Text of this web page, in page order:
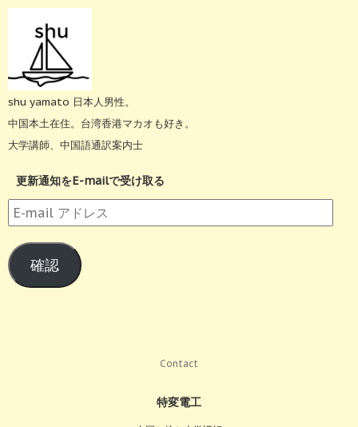
shu yamato 日本人男性。
中国本土在住。台湾香港マカオも好き。
大学講師、中国語通訳案内士
更新通知をE-mailで受け取る
E-
mail
ア
ド
レ
確認
Contact
特変電工